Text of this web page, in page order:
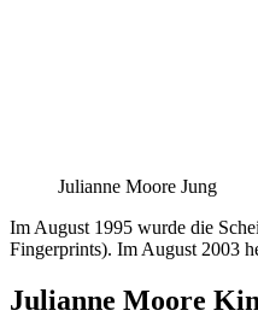
Julianne Moore Jung
Im August 1995 wurde die
Fingerprints). Im August 2003
Julianne Moore